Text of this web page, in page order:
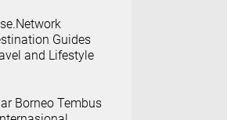
Guides
and Lifestyle
Borneo Tembus